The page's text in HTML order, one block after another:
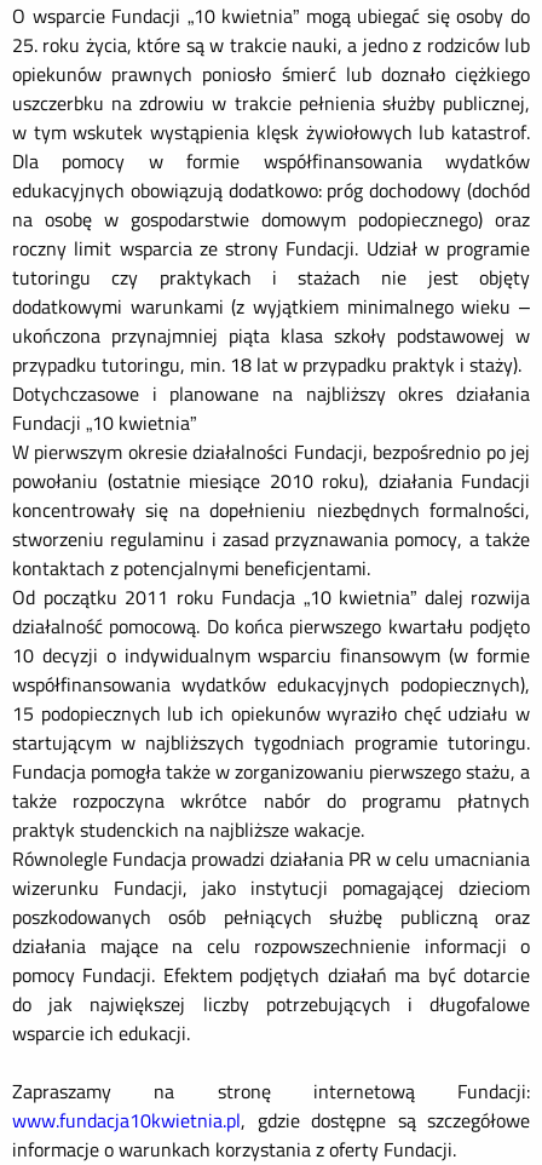
O wsparcie Fundacji „10 kwietnia” mogą ubiegać się osoby do
25. roku życia, które są w trakcie nauki, a jedno z rodziców lub
opiekunów prawnych poniosło śmierć lub doznało ciężkiego
uszczerbku na zdrowiu w trakcie pełnienia służby publicznej,
w tym wskutek wystąpienia klęsk żywiołowych lub katastrof.
Dla pomocy w formie współfinansowania wydatków
edukacyjnych obowiązują dodatkowo: próg dochodowy (dochód
na osobę w gospodarstwie domowym podopiecznego) oraz
roczny limit wsparcia ze strony Fundacji. Udział w programie
tutoringu czy praktykach i stażach nie jest objęty
dodatkowymi warunkami (z wyjątkiem minimalnego wieku –
ukończona przynajmniej piąta klasa szkoły podstawowej w
przypadku tutoringu, min. 18 lat w przypadku praktyk i staży).
Dotychczasowe i planowane na najbliższy okres działania
Fundacji „10 kwietnia”
W pierwszym okresie działalności Fundacji, bezpośrednio po jej
powołaniu (ostatnie miesiące 2010 roku), działania Fundacji
koncentrowały się na dopełnieniu niezbędnych formalności,
stworzeniu regulaminu i zasad przyznawania pomocy, a także
kontaktach z potencjalnymi beneficjentami.
Od początku 2011 roku Fundacja „10 kwietnia” dalej rozwija
działalność pomocową. Do końca pierwszego kwartału podjęto
10 decyzji o indywidualnym wsparciu finansowym (w formie
współfinansowania wydatków edukacyjnych podopiecznych),
15 podopiecznych lub ich opiekunów wyraziło chęć udziału w
startującym w najbliższych tygodniach programie tutoringu.
Fundacja pomogła także w zorganizowaniu pierwszego stażu, a
także rozpoczyna wkrótce nabór do programu płatnych
praktyk studenckich na najbliższe wakacje.
Równolegle Fundacja prowadzi działania PR w celu umacniania
wizerunku Fundacji, jako instytucji pomagającej dzieciom
poszkodowanych osób pełniących służbę publiczną oraz
działania mające na celu rozpowszechnienie informacji o
pomocy Fundacji. Efektem podjętych działań ma być dotarcie
do jak największej liczby potrzebujących i długofalowe
wsparcie ich edukacji.
Zapraszamy na stronę internetową Fundacji:
www.fundacja10kwietnia.pl, gdzie dostępne są szczegółowe
informacje o warunkach korzystania z oferty Fundacji.